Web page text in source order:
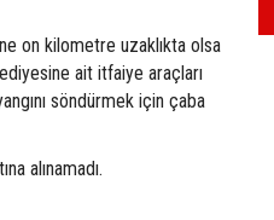
on kilometre uzaklıkta olsa
ait itfaiye araçları
söndürmek için çaba
alınamadı.